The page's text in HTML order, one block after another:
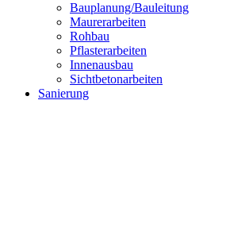
Bauplanung/Bauleitung
Maurerarbeiten
Rohbau
Pflasterarbeiten
Innenausbau
Sichtbetonarbeiten
Sanierung